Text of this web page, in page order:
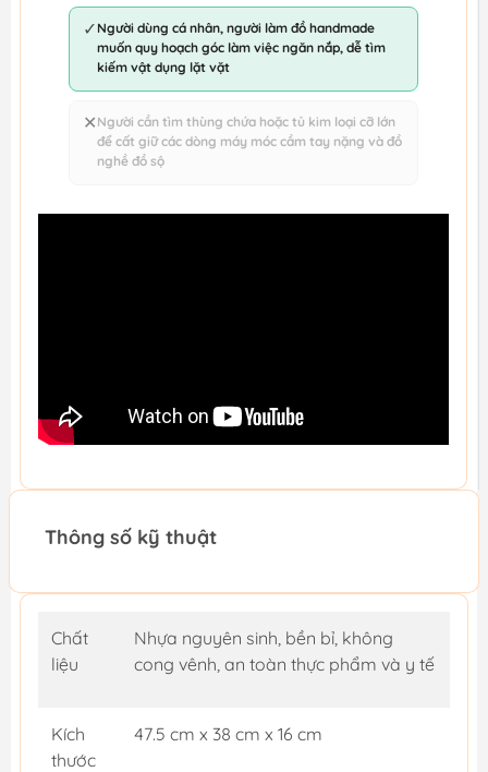
✓ Người dùng cá nhân, người làm đồ handmade
muốn quy hoạch góc làm việc ngăn nắp, dễ tìm
kiếm vật dụng lặt vặt
✕ Người cần tìm thùng chứa hoặc tủ kim loại cỡ lớn
để cất giữ các dòng máy móc cầm tay nặng và đồ
nghề đồ sộ
Thông số kỹ thuật
Chất
liệu
Nhựa nguyên sinh, bền bỉ, không
cong vênh, an toàn thực phẩm và y tế
Kích
thước
47.5 cm x 38 cm x 16 cm